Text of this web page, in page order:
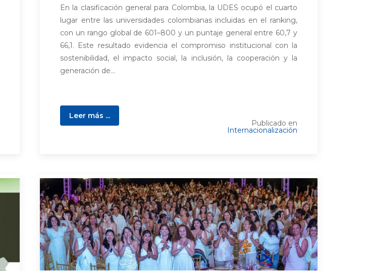
En la clasificación general para Colombia, la UDES ocupó el cuarto
lugar entre las universidades colombianas incluidas en el ranking,
con un rango global de 601–800 y un puntaje general entre 60,7 y
66,1. Este resultado evidencia el compromiso institucional con la
sostenibilidad, el impacto social, la inclusión, la cooperación y la
generación de...
Leer más ...
Publicado en
Internacionalización